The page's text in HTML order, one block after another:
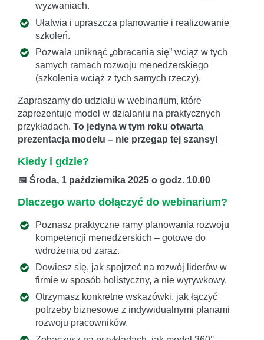
wyzwaniach.
Ułatwia i upraszcza planowanie i realizowanie
szkoleń.
Pozwala uniknąć „obracania się” wciąż w tych
samych ramach rozwoju menedżerskiego
(szkolenia wciąż z tych samych rzeczy).
Zapraszamy do udziału w webinarium, które
zaprezentuje model w działaniu na praktycznych
przykładach. To jedyna w tym roku otwarta
prezentacja modelu – nie przegap tej szansy!
Kiedy i gdzie?
📅 Środa, 1 października 2025 o godz. 10.00
Dlaczego warto dołączyć do webinarium?
Poznasz praktyczne ramy planowania rozwoju
kompetencji menedżerskich – gotowe do
wdrożenia od zaraz.
Dowiesz się, jak spojrzeć na rozwój liderów w
firmie w sposób holistyczny, a nie wyrywkowy.
Otrzymasz konkretne wskazówki, jak łączyć
potrzeby biznesowe z indywidualnymi planami
rozwoju pracowników.